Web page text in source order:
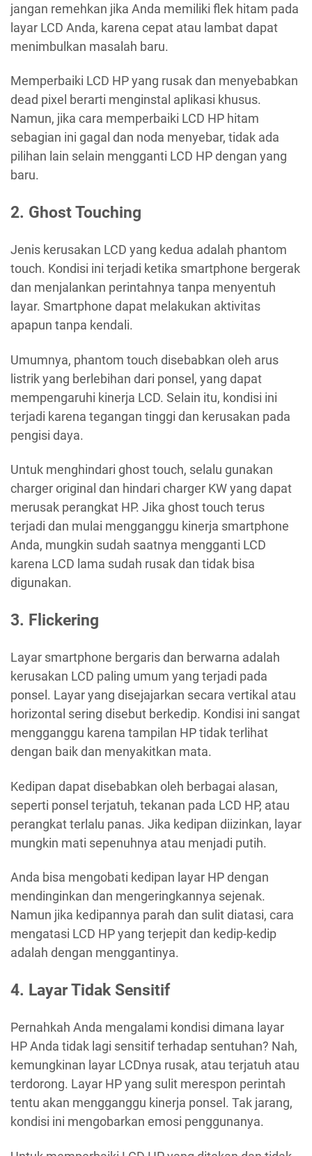
jangan remehkan jika Anda memiliki flek hitam pada
layar LCD Anda, karena cepat atau lambat dapat
menimbulkan masalah baru.
Memperbaiki LCD HP yang rusak dan menyebabkan
dead pixel berarti menginstal aplikasi khusus.
Namun, jika cara memperbaiki LCD HP hitam
sebagian ini gagal dan noda menyebar, tidak ada
pilihan lain selain mengganti LCD HP dengan yang
baru.
2. Ghost Touching
Jenis kerusakan LCD yang kedua adalah phantom
touch. Kondisi ini terjadi ketika smartphone bergerak
dan menjalankan perintahnya tanpa menyentuh
layar. Smartphone dapat melakukan aktivitas
apapun tanpa kendali.
Umumnya, phantom touch disebabkan oleh arus
listrik yang berlebihan dari ponsel, yang dapat
mempengaruhi kinerja LCD. Selain itu, kondisi ini
terjadi karena tegangan tinggi dan kerusakan pada
pengisi daya.
Untuk menghindari ghost touch, selalu gunakan
charger original dan hindari charger KW yang dapat
merusak perangkat HP. Jika ghost touch terus
terjadi dan mulai mengganggu kinerja smartphone
Anda, mungkin sudah saatnya mengganti LCD
karena LCD lama sudah rusak dan tidak bisa
digunakan.
3. Flickering
Layar smartphone bergaris dan berwarna adalah
kerusakan LCD paling umum yang terjadi pada
ponsel. Layar yang disejajarkan secara vertikal atau
horizontal sering disebut berkedip. Kondisi ini sangat
mengganggu karena tampilan HP tidak terlihat
dengan baik dan menyakitkan mata.
Kedipan dapat disebabkan oleh berbagai alasan,
seperti ponsel terjatuh, tekanan pada LCD HP, atau
perangkat terlalu panas. Jika kedipan diizinkan, layar
mungkin mati sepenuhnya atau menjadi putih.
Anda bisa mengobati kedipan layar HP dengan
mendinginkan dan mengeringkannya sejenak.
Namun jika kedipannya parah dan sulit diatasi, cara
mengatasi LCD HP yang terjepit dan kedip-kedip
adalah dengan menggantinya.
4. Layar Tidak Sensitif
Pernahkah Anda mengalami kondisi dimana layar
HP Anda tidak lagi sensitif terhadap sentuhan? Nah,
kemungkinan layar LCDnya rusak, atau terjatuh atau
terdorong. Layar HP yang sulit merespon perintah
tentu akan mengganggu kinerja ponsel. Tak jarang,
kondisi ini mengobarkan emosi penggunanya.